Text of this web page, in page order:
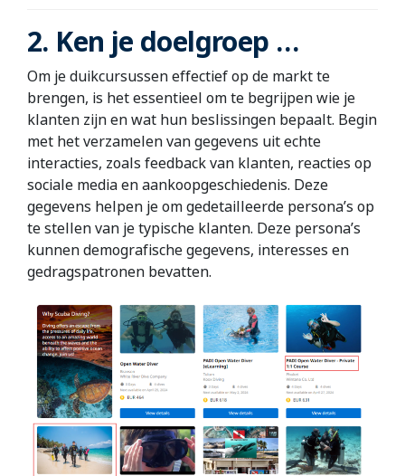
2. Ken je doelgroep …
Om je duikcursussen effectief op de markt te
brengen, is het essentieel om te begrijpen wie je
klanten zijn en wat hun beslissingen bepaalt. Begin
met het verzamelen van gegevens uit echte
interacties, zoals feedback van klanten, reacties op
sociale media en aankoopgeschiedenis. Deze
gegevens helpen je om gedetailleerde persona’s op
te stellen van je typische klanten. Deze persona’s
kunnen demografische gegevens, interesses en
gedragspatronen bevatten.